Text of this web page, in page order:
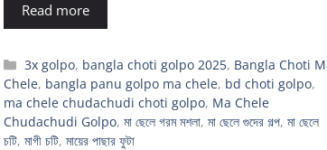
Read more
Categories
3x golpo, bangla choti golpo 2025, Bangla Choti
Chele, bangla panu golpo ma chele, bd choti golpo,
ma chele chudachudi choti golpo, Ma Chele
Chudachudi Golpo, মা ছেলে গরম মশলা, মা ছেলে গুদের গল্প, মা ছেলে
চটি, মাগী চটি, মায়ের পাছার ফুটা